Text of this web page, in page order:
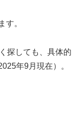
す。
探しても、具体的
年9月現在）。